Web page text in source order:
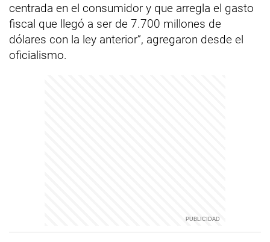
centrada en el consumidor y que arregla el gasto
fiscal que llegó a ser de 7.700 millones de
dólares con la ley anterior”, agregaron desde el
oficialismo.